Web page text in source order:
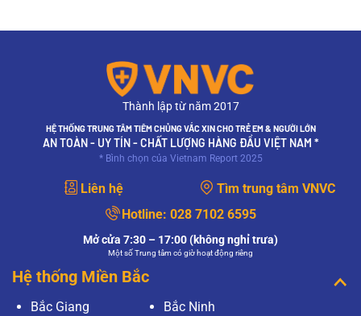
Thành lập từ năm 2017
HỆ THỐNG TRUNG TÂM TIÊM CHỦNG VẮC XIN CHO TRẺ EM & NGƯỜI LỚN
AN TOÀN - UY TÍN - CHẤT LƯỢNG HÀNG ĐẦU VIỆT NAM *
* Bình chọn của Vietnam Report 2025
Liên hệ
Tìm trung tâm VNVC
Hotline: 028 7102 6595
Mở cửa 7:30 – 17:00 (không nghỉ trưa)
Một số Trung tâm có giờ hoạt động riêng
Hệ thống Miền Bắc
Bắc Giang
Bắc Ninh